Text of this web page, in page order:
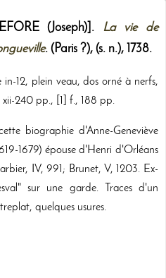
(Joseph)]. La vie de
. (Paris ?), (s. n.), 1738.
12, plein veau, dos orné à nerfs,
xii-240 pp., [1] f., 188 pp.
biographie d'Anne-Geneviève
1679) épouse d'Henri d'Orléans
IV, 991; Brunet, V, 1203. Ex-
sur une garde. Traces d'un
quelques usures.